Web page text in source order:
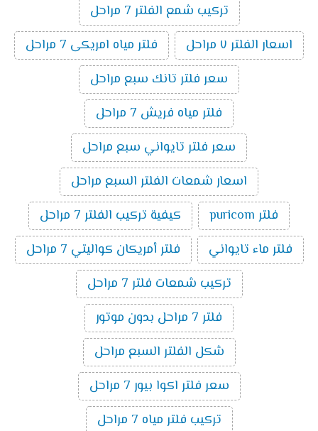
تركيب شمع الفلتر 7 مراحل
اسعار الفلتر ٧ مراحل
فلتر مياه امريكى 7 مراحل
سعر فلتر تانك سبع مراحل
فلتر مياه فريش 7 مراحل
سعر فلتر تايواني سبع مراحل
اسعار شمعات الفلتر السبع مراحل
فلتر puricom
كيفية تركيب الفلتر 7 مراحل
فلتر ماء تايواني
فلتر أمريكان كواليتي 7 مراحل
تركيب شمعات فلتر 7 مراحل
فلتر 7 مراحل بدون موتور
شكل الفلتر السبع مراحل
سعر فلتر اكوا بيور 7 مراحل
تركيب فلتر مياه 7 مراحل